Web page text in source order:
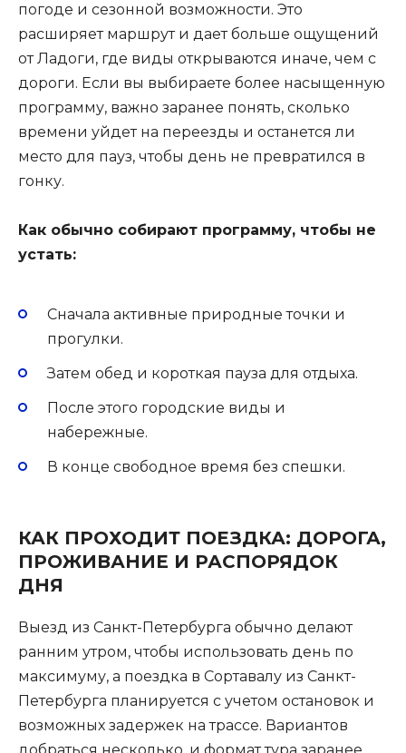
погоде и сезонной возможности. Это
расширяет маршрут и дает больше ощущений
от Ладоги, где виды открываются иначе, чем с
дороги. Если вы выбираете более насыщенную
программу, важно заранее понять, сколько
времени уйдет на переезды и останется ли
место для пауз, чтобы день не превратился в
гонку.
Как обычно собирают программу, чтобы не
устать:
Сначала активные природные точки и
прогулки.
Затем обед и короткая пауза для отдыха.
После этого городские виды и
набережные.
В конце свободное время без спешки.
КАК ПРОХОДИТ ПОЕЗДКА: ДОРОГА,
ПРОЖИВАНИЕ И РАСПОРЯДОК
ДНЯ
Выезд из Санкт-Петербурга обычно делают
ранним утром, чтобы использовать день по
максимуму, а поездка в Сортавалу из Санкт-
Петербурга планируется с учетом остановок и
возможных задержек на трассе. Вариантов
добраться несколько, и формат тура заранее